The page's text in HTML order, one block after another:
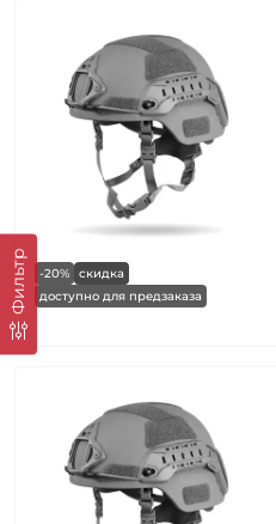
Фильтр -20%
скидка
доступно для предзаказа